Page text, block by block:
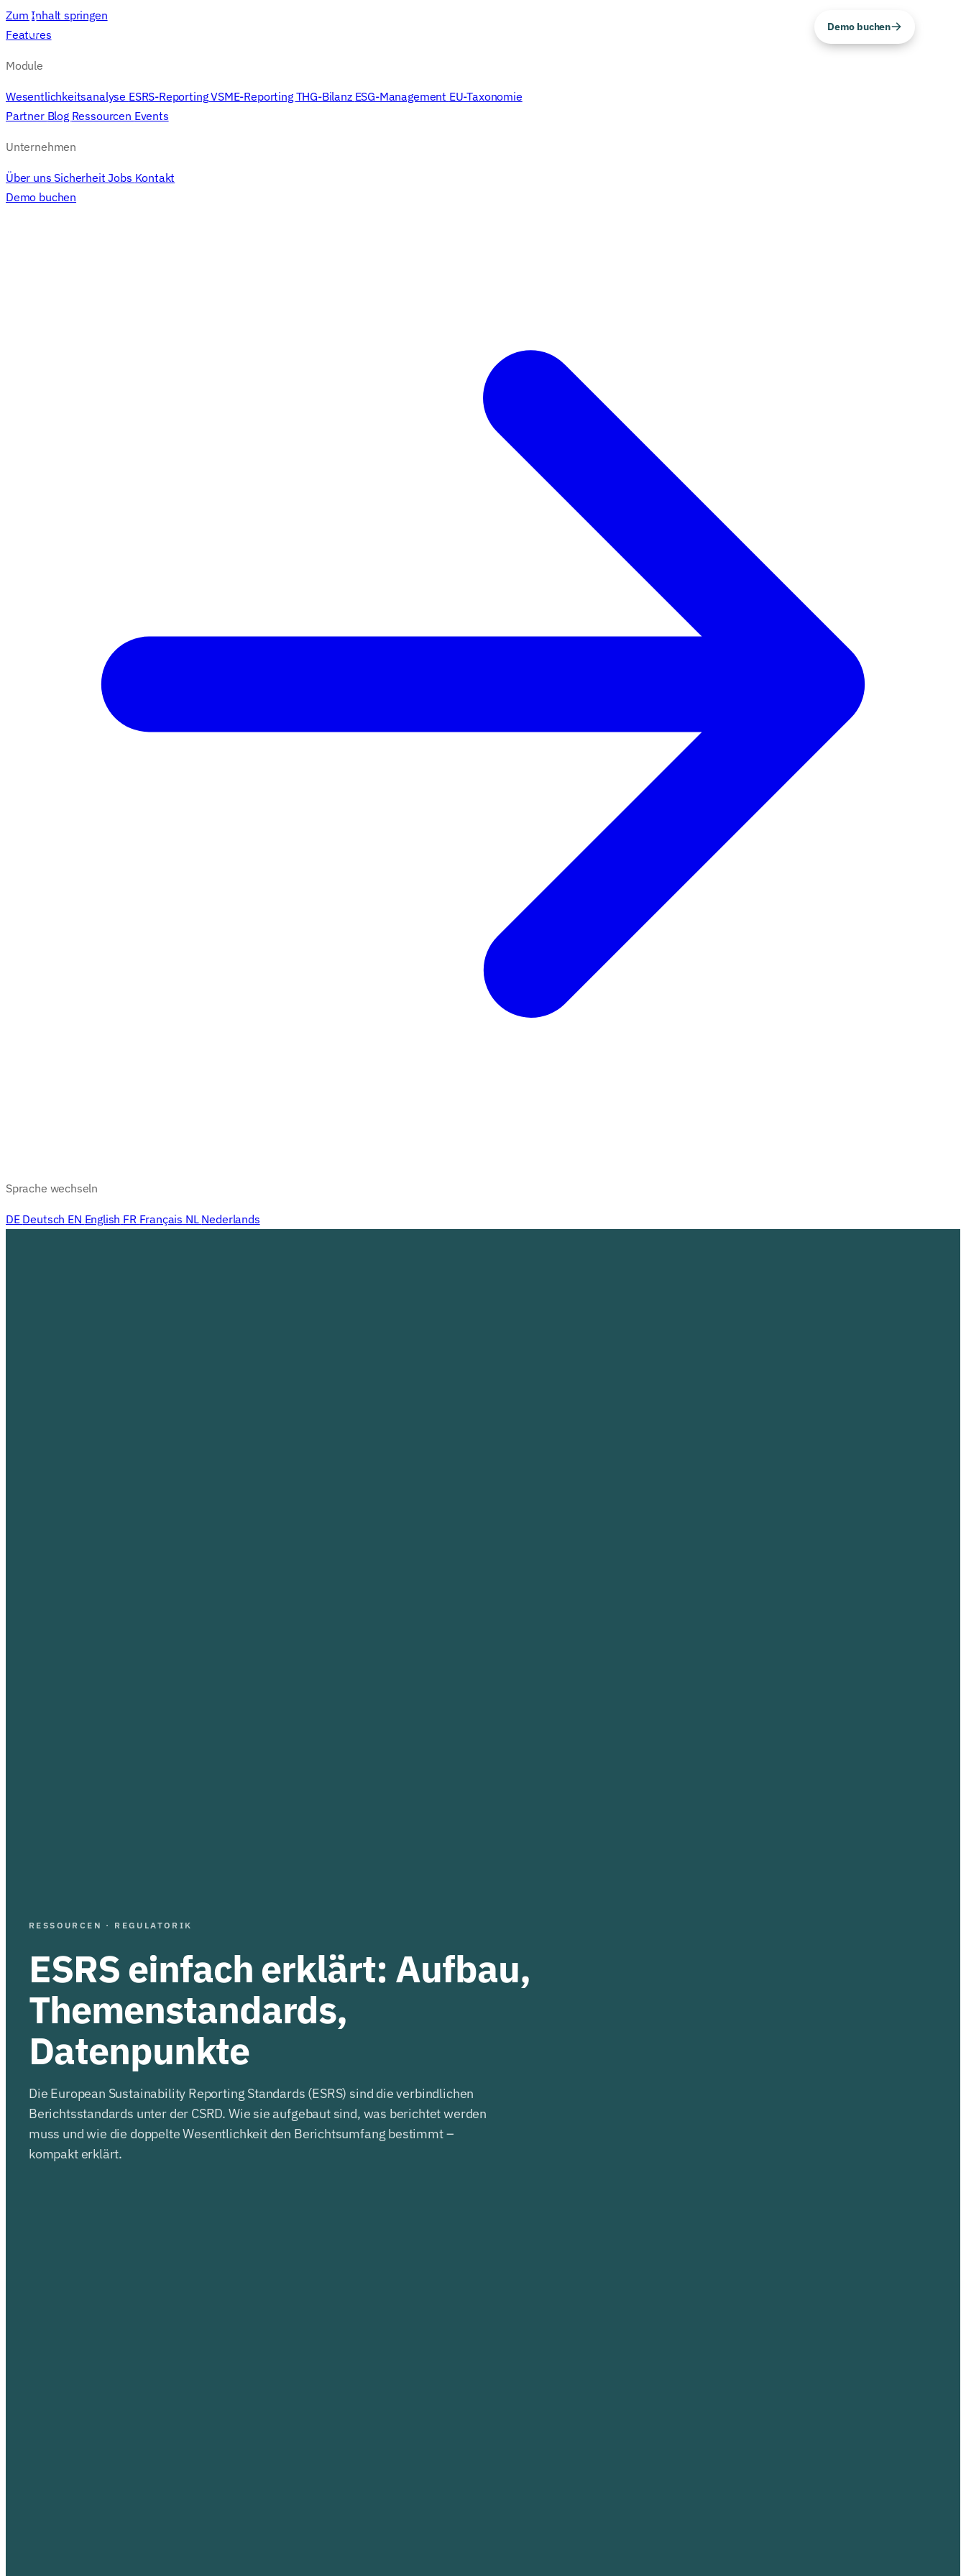
Zum Inhalt springen
Demo buchen
Features
Module
Wesentlichkeitsanalyse ESRS-ReportingVSME-Reporting THG-Bilanz ESG-Management EU-Taxonomie
Partner Blog Ressourcen Events
Unternehmen
Über uns SicherheitJobs Kontakt
Demo buchen
Sprache wechseln
DE Deutsch EN English FR Français NL Nederlands
RESSOURCEN · REGULATORIK
ESRS einfach erklärt: Aufbau,
Themenstandards,
Datenpunkte
Die European Sustainability Reporting Standards (ESRS) sind die verbindlichen
Berichtsstandards unter der CSRD. Wie sie aufgebaut sind, was berichtet werden
muss und wie die doppelte Wesentlichkeit den Berichtsumfang bestimmt –
kompakt erklärt.